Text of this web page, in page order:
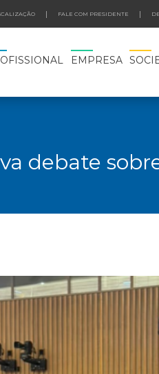
FALE COM PRESIDENTE
EMPRESA
debate